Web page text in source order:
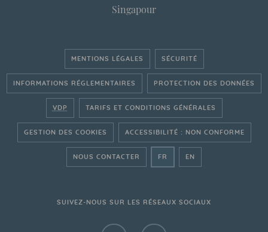
Singapour
MENTIONS LÉGALES SÉCURITÉ
INFORMATIONS RÉGLEMENTAIRES PROTECTION DES DONNÉES
VDP TARIFS ET CONDITIONS GÉNÉRALES
GESTION DES COOKIES ACCESSIBILITÉ : NON CONFORME
NOUS CONTACTER FR - ALLER SUR LE SITE
EN
SUIVEZ-NOUS SUR LES RÉSEAUX SOCIAUX